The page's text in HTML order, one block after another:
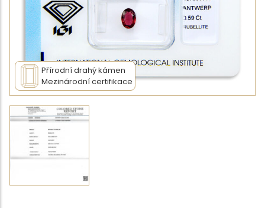
Přírodní drahý kámen
Mezinárodní certifikace